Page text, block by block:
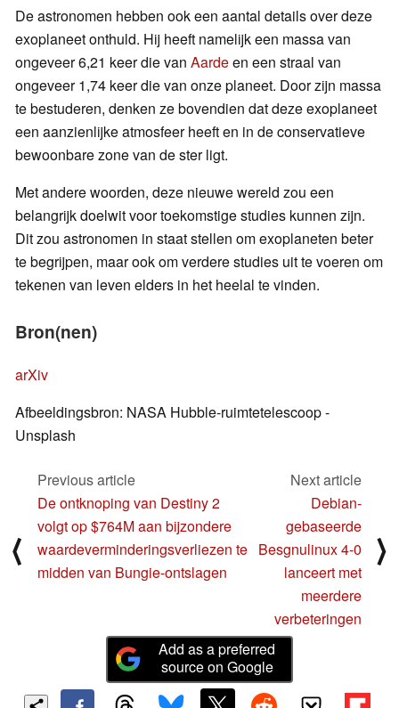
De astronomen hebben ook een aantal details over deze
exoplaneet onthuld. Hij heeft namelijk een massa van
ongeveer 6,21 keer die van Aardeen een straal van
ongeveer 1,74 keer die van onze planeet. Door zijn massa
te bestuderen, denken ze bovendien dat deze exoplaneet
een aanzienlijke atmosfeer heeft en in de conservatieve
bewoonbare zone van de ster ligt.
Met andere woorden, deze nieuwe wereld zou een
belangrijk doelwit voor toekomstige studies kunnen zijn.
Dit zou astronomen in staat stellen om exoplaneten beter
te begrijpen, maar ook om verdere studies uit te voeren om
tekenen van leven elders in het heelal te vinden.
Bron(nen)
arXiv
Afbeeldingsbron: NASA Hubble-ruimtetelescoop -
Unsplash
⟨
Previous article
De ontknoping van Destiny 2
volgt op $764M aan bijzondere
waardeverminderingsverliezen te
midden van Bungie-ontslagen
Next article
Debian-
gebaseerde
Besgnulinux 4-0
lanceert met
meerdere
verbeteringen
⟩
Add as a preferred
source on Google